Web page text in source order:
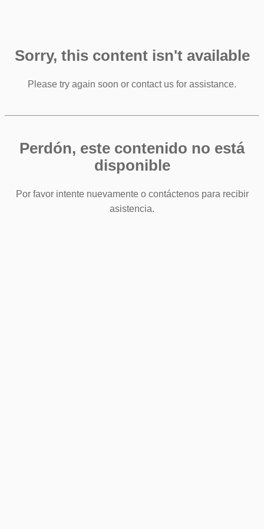
Sorry, this content isn't available
Please try again soon or contact us for assistance.
Perdón, este contenido no está
disponible
Por favor intente nuevamente o contáctenos para recibir
asistencia.